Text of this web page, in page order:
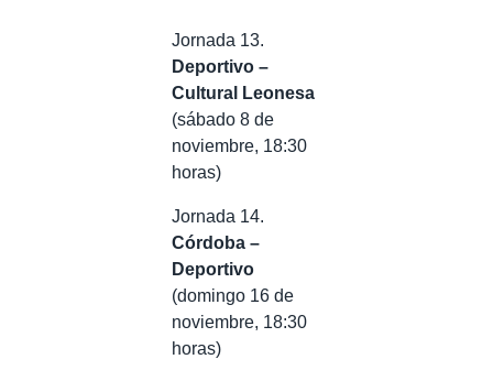
Jornada 13.
Deportivo –
Cultural Leonesa
(sábado 8 de
noviembre, 18:30
horas)
Jornada 14.
Córdoba –
Deportivo
(domingo 16 de
noviembre, 18:30
horas)